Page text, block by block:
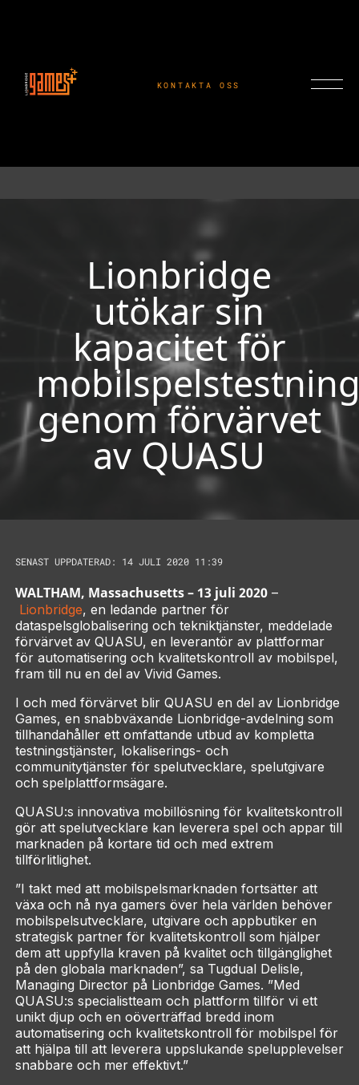
KONTAKTA OSS
Lionbridge
utökar sin
kapacitet för
genom förvärvet
av QUASU
SENAST UPPDATERAD: 14 JULI 2020 11:39
WALTHAM, Massachusetts – 13 juli 2020–
Lionbridge, en ledande partner för
dataspelsglobalisering och tekniktjänster, meddelade
förvärvet av QUASU, en leverantör av plattformar
för automatisering och kvalitetskontroll av mobilspel,
fram till nu en del av Vivid Games.
I och med förvärvet blir QUASU en del av Lionbridge
Games, en snabbväxande Lionbridge-avdelning som
tillhandahåller ett omfattande utbud av kompletta
testningstjänster, lokaliserings- och
communitytjänster för spelutvecklare, spelutgivare
och spelplattformsägare.
QUASU:s innovativa mobillösning för kvalitetskontroll
gör att spelutvecklare kan leverera spel och appar till
marknaden på kortare tid och med extrem
tillförlitlighet.
”I takt med att mobilspelsmarknaden fortsätter att
växa och nå nya gamers över hela världen behöver
mobilspelsutvecklare, utgivare och appbutiker en
strategisk partner för kvalitetskontroll som hjälper
dem att uppfylla kraven på kvalitet och tillgänglighet
på den globala marknaden”, sa Tugdual Delisle,
Managing Director på Lionbridge Games. ”Med
QUASU:s specialistteam och plattform tillför vi ett
unikt djup och en oöverträffad bredd inom
automatisering och kvalitetskontroll för mobilspel för
att hjälpa till att leverera uppslukande spelupplevelser
snabbare och mer effektivt.”